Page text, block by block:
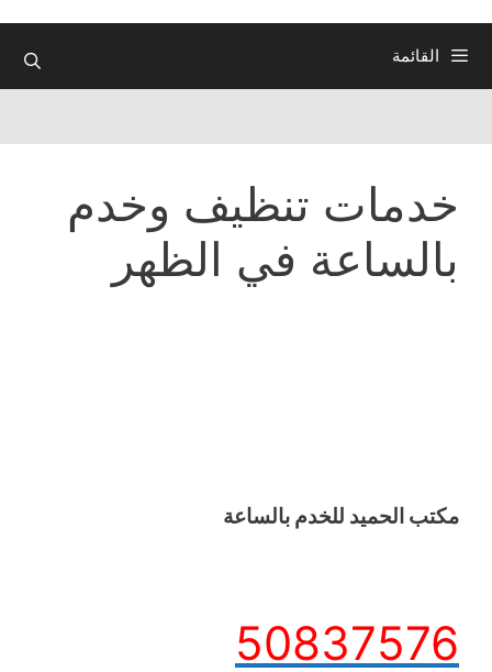
القائمة
خدمات تنظيف وخدم
بالساعة في الظهر
مكتب الحميد للخدم بالساعة
50837576